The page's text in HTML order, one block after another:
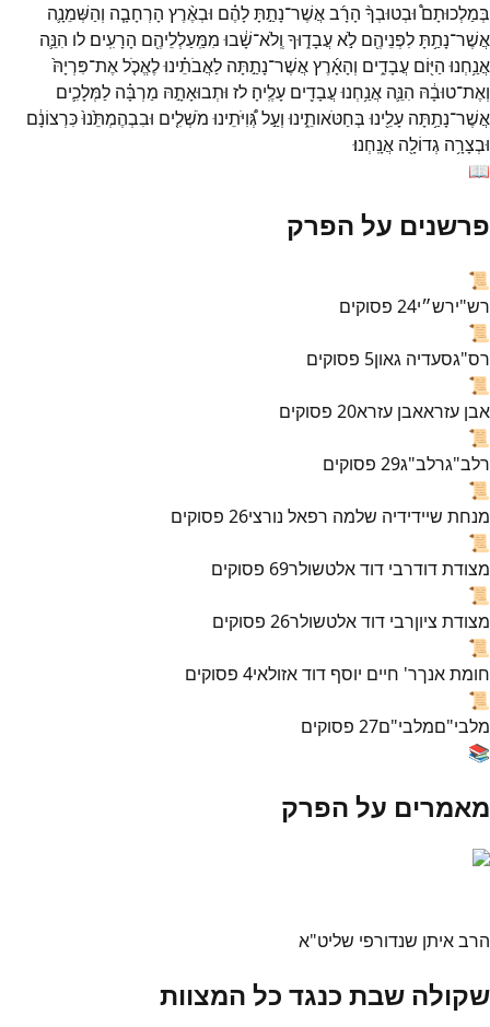
בְּמַלְכוּתָם֩ וּבְטוּבְךָ֨ הָרָ֜באֲשֶׁר־נָתַ֣תָּלָהֶ֗ם וּבְאֶ֨רֶץ הָרְחָבָ֧ה וְהַשְּׁמֵנָ֛ה
אֲשֶׁר־נָתַ֥תָּלִפְנֵיהֶ֖ם לֹ֣אעֲבָד֑וּךָ וְֽלֹא־שָׁ֔בוּ מִמַּֽעַלְלֵיהֶ֖ם הָרָעִֽים׃ לו הִנֵּ֛ה
אֲנַ֥חְנוּ הַיּ֖וֹם עֲבָדִ֑ים וְהָאָ֜רֶץאֲשֶׁר־נָתַ֣תָּה לַאֲבֹתֵ֗ינוּלֶאֱכֹ֤לאֶת־פִּרְיָהּ֙
וְאֶת־טוּבָ֔הּ הִנֵּ֛ה אֲנַ֥חְנוּעֲבָדִ֖ים עָלֶֽיהָ׃ לז וּתְבוּאָתָ֣הּ מַרְבָּ֗ה לַמְּלָכִ֛ים
אֲשֶׁר־נָתַ֥תָּה עָלֵ֖ינוּ בְּחַטֹּאותֵ֑ינוּ וְעַ֣לגְּ֠וִיֹּתֵינוּ מֹשְׁלִ֤ים וּבִבְהֶמְתֵּ֙נוּ֙כִּרְצוֹנָ֔ם
וּבְצָרָ֥ה גְדוֹלָ֖ה אֲנָֽחְנוּ׃
📖
פרשנים על הפרק
📜
רש"ירש״י24 פסוקים
📜
רס"גסעדיה גאון5 פסוקים
📜
אבן עזראאבן עזרא20 פסוקים
📜
רלב"גרלב"ג29 פסוקים
📜
מנחת שיידידיה שלמה רפאל נורצי26 פסוקים
📜
מצודת דודרבי דוד אלטשולר69 פסוקים
📜
מצודת ציוןרבי דוד אלטשולר26 פסוקים
📜
חומת אנךר' חיים יוסף דוד אזולאי4 פסוקים
📜
מלבי"םמלבי"ם27 פסוקים
📚
מאמרים על הפרק
הרב איתן שנדורפי שליט"א
שקולה שבת כנגד כל המצוות